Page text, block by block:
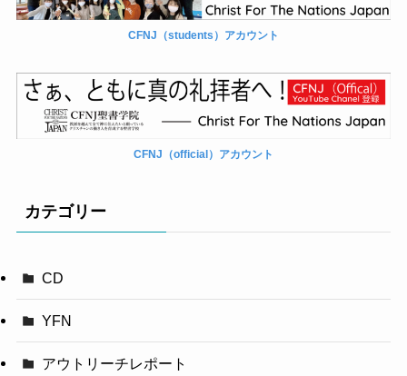
CFNJ（students）アカウント
CFNJ（official）アカウント
カテゴリー
CD
YFN
アウトリーチレポート